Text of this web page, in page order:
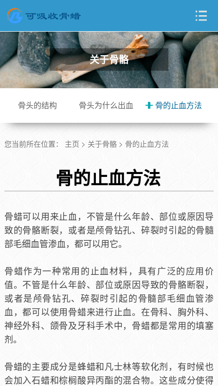
关于骨骼
骨头的结构 骨头为什么出血 骨的止血方法
您当前所在位置： 主页 > 关于骨骼> 骨的止血方法
骨的止血方法
骨蜡可以用来止血，不管是什么年龄、部位或原因导
致的骨骼断裂，或者是颅骨钻孔、碎裂时引起的骨髓
部毛细血管渗血，都可以用它。
骨蜡作为一种常用的止血材料，具有广泛的应用价
值。不管是什么年龄、部位或原因导致的骨骼断裂，
或者是颅骨钻孔、碎裂时引起的骨髓部毛细血管渗
血，都可以使用骨蜡来进行止血。在骨科、胸外科、
神经外科、颌骨及牙科手术中，骨蜡都是常用的填塞
剂。
骨蜡的主要成分是蜂蜡和凡士林等软化剂，有时候也
会加入石蜡和棕榈酸异丙酯的混合物。这些成分使得